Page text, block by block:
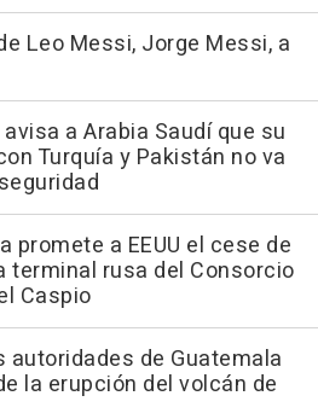
Leo Messi, Jorge Messi, a
a Arabia Saudí que su
Turquía y Pakistán no va
promete a EEUU el cese de
terminal rusa del Consorcio
Caspio
autoridades de Guatemala
la erupción del volcán de